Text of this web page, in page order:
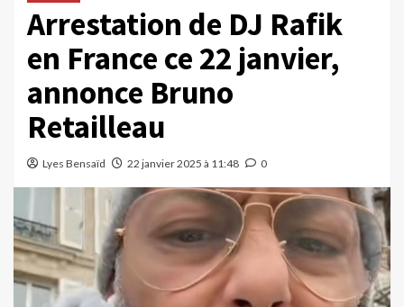
Arrestation de DJ Rafik
en France ce 22 janvier,
annonce Bruno
Retailleau
Lyes Bensaïd 22 janvier 2025 à 11:48 0